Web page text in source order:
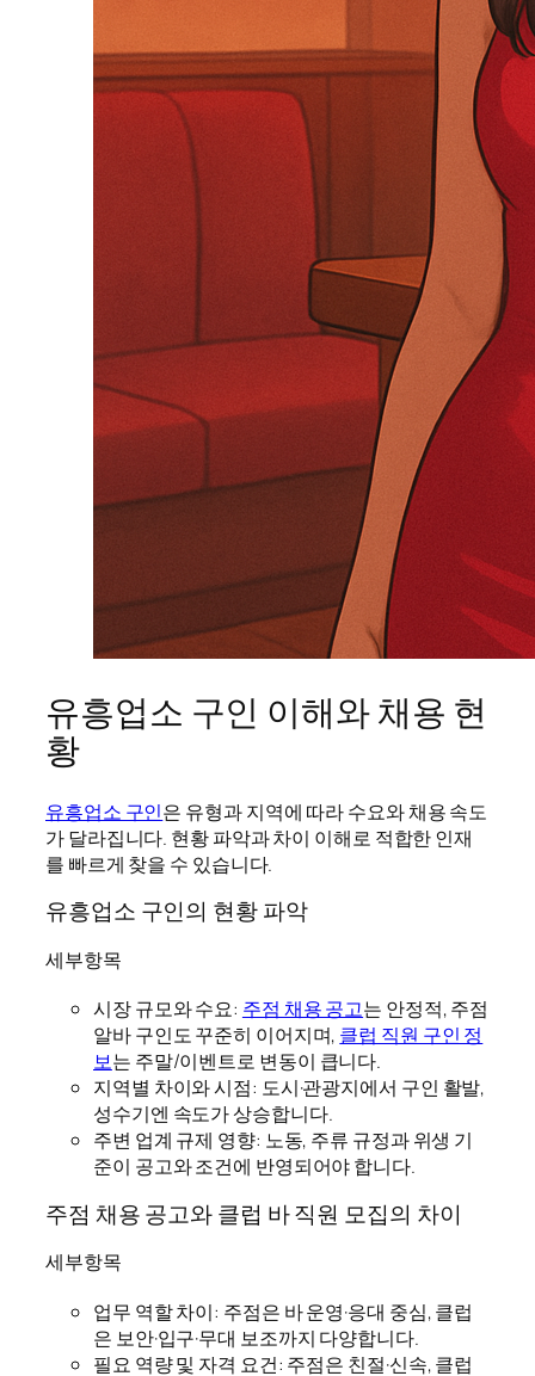
유흥업소 구인 이해와 채용 현
황
유흥업소 구인은 유형과 지역에 따라 수요와 채용 속도
가 달라집니다. 현황 파악과 차이 이해로 적합한 인재
를 빠르게 찾을 수 있습니다.
유흥업소 구인의 현황 파악
세부항목
시장 규모와 수요: 주점 채용 공고는 안정적, 주점
알바 구인도 꾸준히 이어지며, 클럽 직원 구인 정
보는 주말/이벤트로 변동이 큽니다.
지역별 차이와 시점: 도시·관광지에서 구인 활발,
성수기엔 속도가 상승합니다.
주변 업계 규제 영향: 노동, 주류 규정과 위생 기
준이 공고와 조건에 반영되어야 합니다.
주점 채용 공고와 클럽 바 직원 모집의 차이
세부항목
업무 역할 차이: 주점은 바 운영·응대 중심, 클럽
은 보안·입구·무대 보조까지 다양합니다.
필요 역량 및 자격 요건: 주점은 친절·신속, 클럽